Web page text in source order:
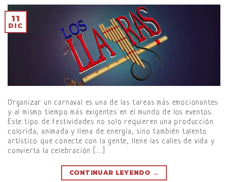
11
DIC
Organizar un carnaval es una de las tareas más emocionantes
y al mismo tiempo más exigentes en el mundo de los eventos.
Este tipo de festividades no solo requieren una producción
colorida, animada y llena de energía, sino también talento
artístico que conecte con la gente, llene las calles de vida y
convierta la celebración […]
CONTINUAR LEYENDO →